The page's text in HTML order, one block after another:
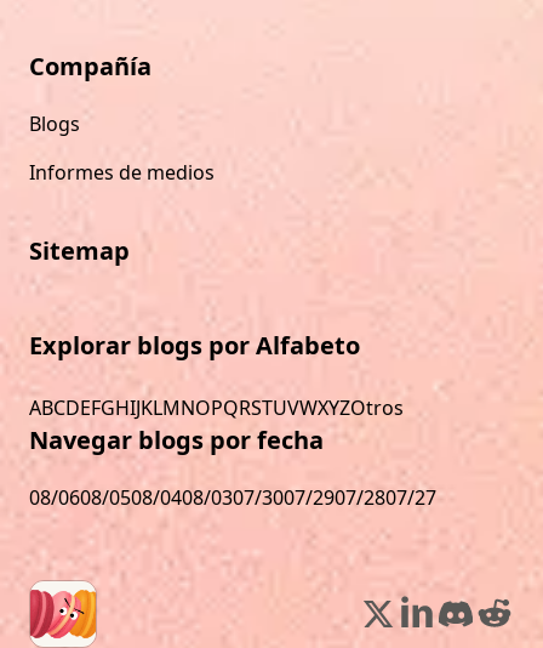
Compañía
Blogs
Informes de medios
Sitemap
Explorar blogs por Alfabeto
ABCDEFGHIJKLMNOPQRSTUVWXYZOtros
Navegar blogs por fecha
08/0608/0508/0408/0307/3007/2907/2807/27